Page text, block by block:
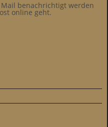
benachrichtigt werden
online geht.